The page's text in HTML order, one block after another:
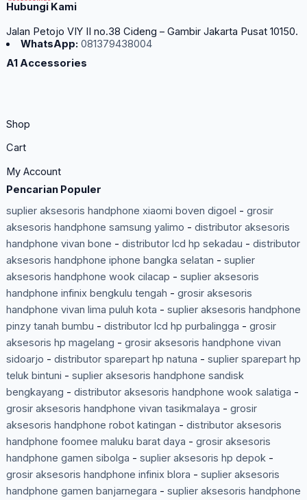
Hubungi Kami
Jalan Petojo VIY II no.38 Cideng – Gambir Jakarta Pusat 10150.
WhatsApp: 081379438004
A1 Accessories
Shop
Cart
My Account
Pencarian Populer
suplier aksesoris handphone xiaomi boven digoel - grosir
aksesoris handphone samsung yalimo - distributor aksesoris
handphone vivan bone - distributor lcd hp sekadau - distributor
aksesoris handphone iphone bangka selatan - suplier
aksesoris handphone wook cilacap - suplier aksesoris
handphone infinix bengkulu tengah - grosir aksesoris
handphone vivan lima puluh kota - suplier aksesoris handphone
pinzy tanah bumbu - distributor lcd hp purbalingga - grosir
aksesoris hp magelang - grosir aksesoris handphone vivan
sidoarjo - distributor sparepart hp natuna - suplier sparepart hp
teluk bintuni - suplier aksesoris handphone sandisk
bengkayang - distributor aksesoris handphone wook salatiga -
grosir aksesoris handphone vivan tasikmalaya - grosir
aksesoris handphone robot katingan - distributor aksesoris
handphone foomee maluku barat daya - grosir aksesoris
handphone gamen sibolga - suplier aksesoris hp depok-
grosir aksesoris handphone infinix blora - suplier aksesoris
handphone gamen banjarnegara - suplier aksesoris handphone